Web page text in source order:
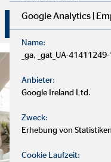
Überzeuge dich
Google Analytics |
Name:
_ga, _gat_UA-41411249-
Anbieter:
Google Ireland Ltd.
Zweck:
Erhebung von
Cookie Laufzeit: